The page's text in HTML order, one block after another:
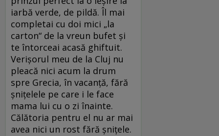
iarbă verde, de pildă. Îl mai
completai cu doi mici „la
carton“ de la vreun bufet și
te întorceai acasă ghiftuit.
Verișorul meu de la Cluj nu
pleacă nici acum la drum
spre Grecia, în vacanță, fără
șnițelele pe care i le face
mama lui cu o zi înainte.
Călătoria pentru el nu ar mai
avea nici un rost fără șnițele.